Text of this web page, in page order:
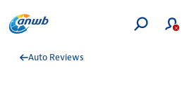
Auto Reviews